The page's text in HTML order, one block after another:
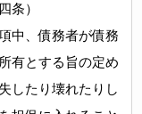
条）
中、債務者が債務
有とする旨の定め
したり壊れたりし